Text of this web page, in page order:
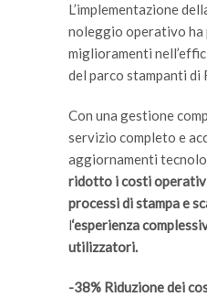
L’implementazione
noleggio operativo
miglioramenti
del parco stampanti di
Con una gestione
servizio completo e
aggiornamenti
ridotto i costi
processi di stampa e
l‘esperienza
utilizzatori.
-38% Riduzione dei